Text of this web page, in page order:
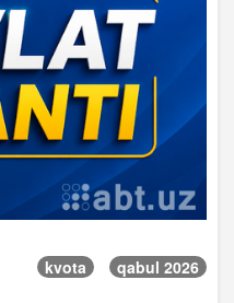
kvota qabul 2026